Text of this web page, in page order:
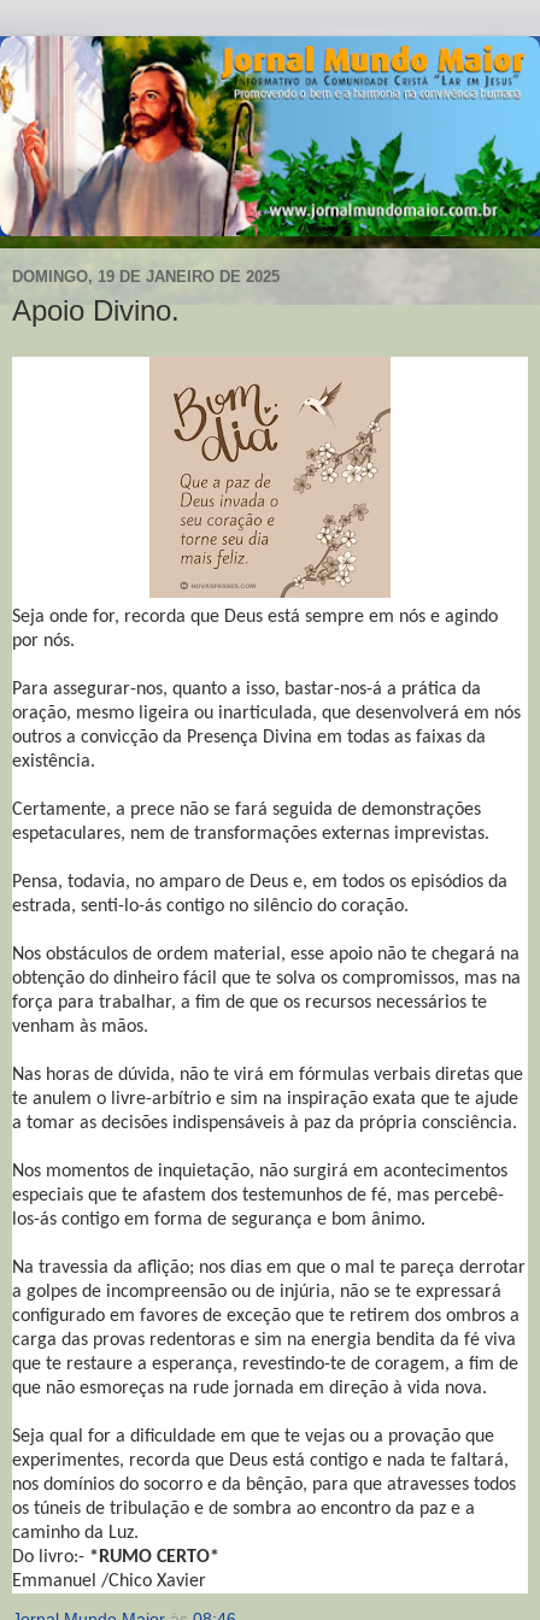
DOMINGO, 19 DE JANEIRO DE 2025
Apoio Divino.
Seja onde for, recorda que Deus está sempre em nós e agindo
por nós.
Para assegurar-nos, quanto a isso, bastar-nos-á a prática da
oração, mesmo ligeira ou inarticulada, que desenvolverá em nós
outros a convicção da Presença Divina em todas as faixas da
existência.
Certamente, a prece não se fará seguida de demonstrações
espetaculares, nem de transformações externas imprevistas.
Pensa, todavia, no amparo de Deus e, em todos os episódios da
estrada, senti-lo-ás contigo no silêncio do coração.
Nos obstáculos de ordem material, esse apoio não te chegará na
obtenção do dinheiro fácil que te solva os compromissos, mas na
força para trabalhar, a fim de que os recursos necessários te
venham às mãos.
Nas horas de dúvida, não te virá em fórmulas verbais diretas que
te anulem o livre-arbítrio e sim na inspiração exata que te ajude
a tomar as decisões indispensáveis à paz da própria consciência.
Nos momentos de inquietação, não surgirá em acontecimentos
especiais que te afastem dos testemunhos de fé, mas percebê-
los-ás contigo em forma de segurança e bom ânimo.
Na travessia da aflição; nos dias em que o mal te pareça derrotar
a golpes de incompreensão ou de injúria, não se te expressará
configurado em favores de exceção que te retirem dos ombros a
carga das provas redentoras e sim na energia bendita da fé viva
que te restaure a esperança, revestindo-te de coragem, a fim de
que não esmoreças na rude jornada em direção à vida nova.
Seja qual for a dificuldade em que te vejas ou a provação que
experimentes, recorda que Deus está contigo e nada te faltará,
nos domínios do socorro e da bênção, para que atravesses todos
os túneis de tribulação e de sombra ao encontro da paz e a
caminho da Luz.
Do livro:- *RUMO CERTO*
Emmanuel /Chico Xavier